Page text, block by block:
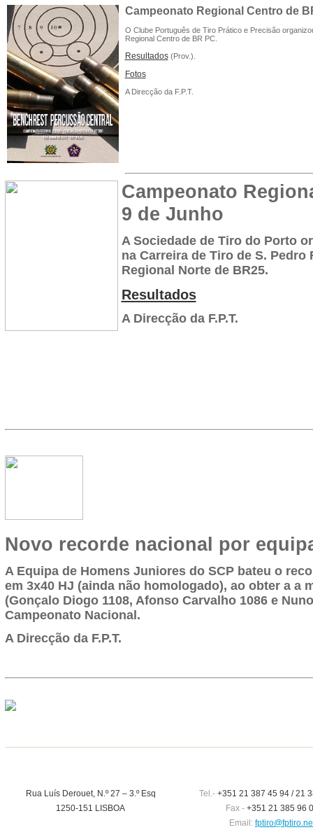
Campeonato Regional Centro de
O Clube Português de Tiro Prático e Precisão
Regional Centro de BR PC.
Resultados(Prov.).
Fotos
A Direcção da F.P.T.
Campeonato
9 de Junho
A Sociedade de Tiro do Porto
na Carreira de Tiro de S. Pedro
Regional Norte de BR25.
Resultados
A Direcção da F.P.T.
Novo recorde nacional por
A Equipa de Homens Juniores do SCP bateu o
em 3x40 HJ (ainda não homologado), ao obter a a
(Gonçalo Diogo 1108, Afonso Carvalho 1086 e
Campeonato Nacional.
A Direcção da F.P.T.
Rua Luís Derouet, N.º 27 – 3.º Esq
1250-151 LISBOA
Tel.-+351 21 387 45 94 / 21
Fax - +351 21 385 96
Email: